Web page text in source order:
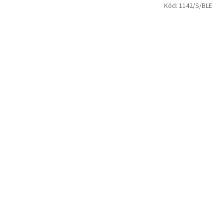
Kód: 1142/S/BLE